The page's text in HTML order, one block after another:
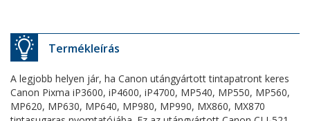
Termékleírás
A legjobb helyen jár, ha Canon utángyártott tintapatront keres
Canon Pixma iP3600, iP4600, iP4700, MP540, MP550, MP560,
MP620, MP630, MP640, MP980, MP990, MX860, MX870